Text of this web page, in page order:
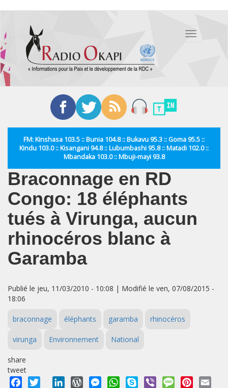
contenu
principal
Toggle
FM: Kinshasa 103.5 :: Bunia 104.8 :: Bukavu 95.3 :: Goma 95.5 ::
Kindu 103.0 :: Kisangani 94.8 :: Lubumbashi 95.8 :: Matadi 102.0 ::
Mbandaka 103.0 :: Mbuji-mayi 93.8
Braconnage en RD
Congo: 18 éléphants
tués à Virunga, aucun
rhinocéros blanc à
Garamba
Publié le jeu, 11/03/2010 - 10:08 | Modifié le ven, 07/08/2015 -
18:06
braconnage éléphants garamba rhinocéros
virunga Environnement National
share
tweet
Facebook
Twitter LinkedInWordPressMessengerWhatsApp
Skype Viber MessagePinterest